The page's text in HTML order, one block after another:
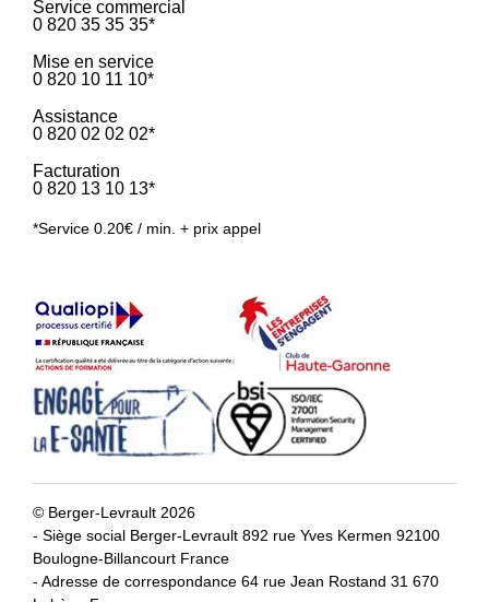
Service commercial
0 820 35 35 35*
Mise en service
0 820 10 11 10*
Assistance
0 820 02 02 02*
Facturation
0 820 13 10 13*
*Service 0.20€ / min. + prix appel
© Berger-Levrault 2026
- Siège social Berger-Levrault 892 rue Yves Kermen 92100
Boulogne-Billancourt France
- Adresse de correspondance 64 rue Jean Rostand 31 670